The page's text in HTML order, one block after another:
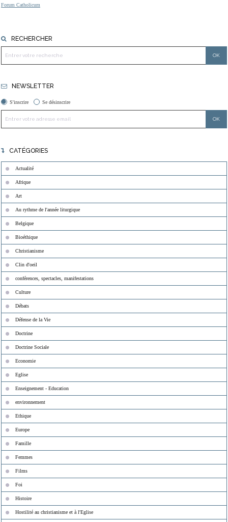
Forum Catholicum
RECHERCHER
NEWSLETTER
S'inscrire Se désinscrire
CATÉGORIES
Actualité
Afrique
Art
Au rythme de l'année liturgique
Belgique
Bioéthique
Christianisme
Clin d'oeil
conférences, spectacles, manifestations
Culture
Débats
Défense de la Vie
Doctrine
Doctrine Sociale
Economie
Eglise
Enseignement - Education
environnement
Ethique
Europe
Famille
Femmes
Films
Foi
Histoire
Hostilité au christianisme et à l'Eglise